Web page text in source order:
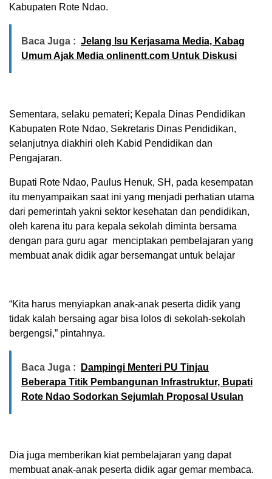
Kabupaten Rote Ndao.
Baca Juga : Jelang Isu Kerjasama Media, Kabag
Umum Ajak Media onlinentt.com Untuk Diskusi
Sementara, selaku pemateri; Kepala Dinas Pendidikan
Kabupaten Rote Ndao, Sekretaris Dinas Pendidikan,
selanjutnya diakhiri oleh Kabid Pendidikan dan
Pengajaran.
Bupati Rote Ndao, Paulus Henuk, SH, pada kesempatan
itu menyampaikan saat ini yang menjadi perhatian utama
dari pemerintah yakni sektor kesehatan dan pendidikan,
oleh karena itu para kepala sekolah diminta bersama
dengan para guru agar menciptakan pembelajaran yang
membuat anak didik agar bersemangat untuk belajar
“Kita harus menyiapkan anak-anak peserta didik yang
tidak kalah bersaing agar bisa lolos di sekolah-sekolah
bergengsi,” pintahnya.
Baca Juga :
Dampingi Menteri PU Tinjau
Beberapa Titik Pembangunan Infrastruktur, Bupati
Rote Ndao Sodorkan Sejumlah Proposal Usulan
Dia juga memberikan kiat pembelajaran yang dapat
membuat anak-anak peserta didik agar gemar membaca.